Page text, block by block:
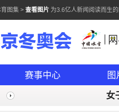
图集 > 查看图片 为3.6亿人新闻阅读而生
冬奥会
赛事中心 图
女